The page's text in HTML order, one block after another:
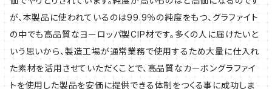
が、本製品に使われているのは99.9％の純度をもつ、グラファイト
の中でも高品質なヨーロッパ製CIP材です。多くの人に届けたいと
いう思いから、製造工場が通常業務で使用するため大量に仕入れ
た素材を活用させていただくことで、高品質なカーボングラファイ
トを使用した製品を安価に提供できる体制をつくる事に成功しま